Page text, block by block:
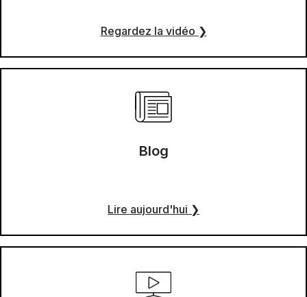
Regardez la vidéo ❯
Blog
Lire aujourd'hui ❯